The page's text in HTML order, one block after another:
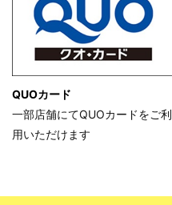
QUOカード
一部店舗にてQUOカードをご利
用いただけます